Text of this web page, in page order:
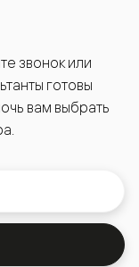
звонок или
готовы
вам выбрать